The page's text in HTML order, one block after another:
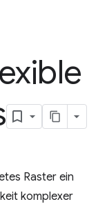
Raster ein
komplexer